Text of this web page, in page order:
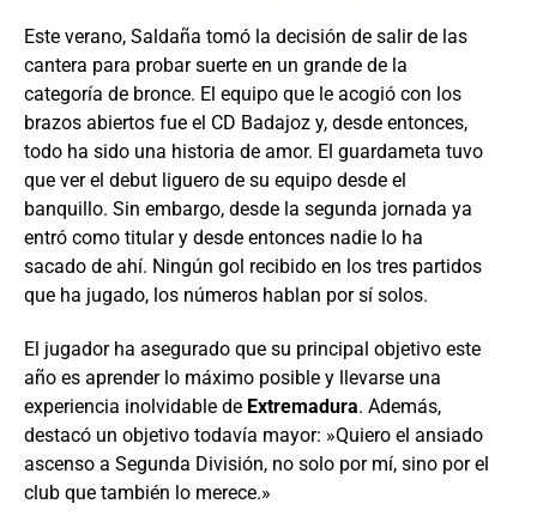
Este verano, Saldaña tomó la decisión de salir de las
cantera para probar suerte en un grande de la
categoría de bronce. El equipo que le acogió con los
brazos abiertos fue el CD Badajoz y, desde entonces,
todo ha sido una historia de amor. El guardameta tuvo
que ver el debut liguero de su equipo desde el
banquillo. Sin embargo, desde la segunda jornada ya
entró como titular y desde entonces nadie lo ha
sacado de ahí. Ningún gol recibido en los tres partidos
que ha jugado, los números hablan por sí solos.
El jugador ha asegurado que su principal objetivo este
año es aprender lo máximo posible y llevarse una
experiencia inolvidable de Extremadura. Además,
destacó un objetivo todavía mayor: »Quiero el ansiado
ascenso a Segunda División, no solo por mí, sino por el
club que también lo merece.»